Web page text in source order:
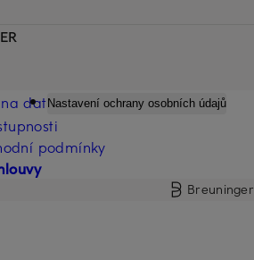
dat Nastavení ochrany osobních údajů
podmínky
Breuninger